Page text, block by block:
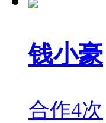
钱小豪
合作4次